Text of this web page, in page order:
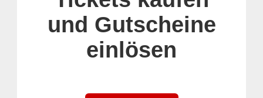
und Gutscheine
einlösen